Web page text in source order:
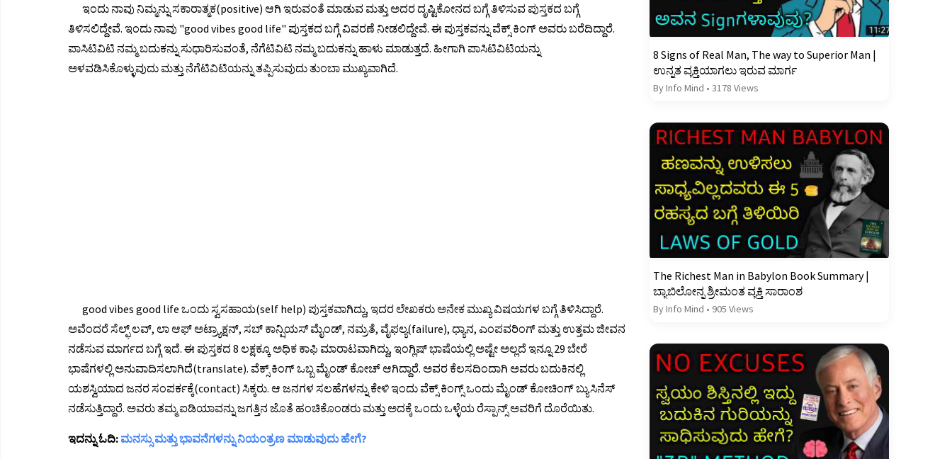
ಇಂದು ನಾವು ನಿಮ್ಮನ್ನು ಸಕಾರಾತ್ಮಕ(positive) ಆಗಿ ಇರುವಂತೆ ಮಾಡುವ ಮತ್ತು ಅದರ ದೃಷ್ಟಿಕೋನದ ಬಗ್ಗೆ ತಿಳಿಸುವ ಪುಸ್ತಕದ ಬಗ್ಗೆ
ತಿಳಿಸಲಿದ್ದೇವೆ. ಇಂದು ನಾವು "good vibes good life" ಪುಸ್ತಕದ ಬಗ್ಗೆ ವಿವರಣೆ ನೀಡಲಿದ್ದೇವೆ. ಈ ಪುಸ್ತಕವನ್ನು ವೆಕ್ಸ್ ಕಿಂಗ್ ಅವರು ಬರೆದಿದ್ದಾರೆ.
ಪಾಸಿಟಿವಿಟಿ ನಮ್ಮ ಬದುಕನ್ನು ಸುಧಾರಿಸುವಂತೆ, ನೆಗೆಟಿವಿಟಿ ನಮ್ಮ ಬದುಕನ್ನು ಹಾಳು ಮಾಡುತ್ತದೆ. ಹೀಗಾಗಿ ಪಾಸಿಟಿವಿಟಿಯನ್ನು
ಅಳವಡಿಸಿಕೊಳ್ಳುವುದು ಮತ್ತು ನೆಗೆಟಿವಿಟಿಯನ್ನು ತಪ್ಪಿಸುವುದು ತುಂಬಾ ಮುಖ್ಯವಾಗಿದೆ.
good vibes good life ಒಂದು ಸ್ವಸಹಾಯ(self help) ಪುಸ್ತಕವಾಗಿದ್ದು, ಇದರ ಲೇಖಕರು ಅನೇಕ ಮುಖ್ಯ ವಿಷಯಗಳ ಬಗ್ಗೆ ತಿಳಿಸಿದ್ದಾರೆ.
ಅವೆಂದರೆ ಸೆಲ್ಫ್ ಲವ್, ಲಾ ಆಫ್ ಅಟ್ರ್ಯಾಕ್ಷನ್, ಸಬ್ ಕಾನ್ಷಿಯಸ್ ಮೈಂಡ್, ನಮ್ರತೆ, ವೈಫಲ್ಯ(failure), ಧ್ಯಾನ, ಎಂಪವರಿಂಗ್ ಮತ್ತು ಉತ್ತಮ ಜೀವನ
ನಡೆಸುವ ಮಾರ್ಗದ ಬಗ್ಗೆ ಇದೆ. ಈ ಪುಸ್ತಕದ 8 ಲಕ್ಷಕ್ಕೂ ಅಧಿಕ ಕಾಫಿ ಮಾರಾಟವಾಗಿದ್ದು, ಇಂಗ್ಲಿಷ್ ಭಾಷೆಯಲ್ಲಿ ಅಷ್ಟೇ ಅಲ್ಲದೆ ಇನ್ನೂ 29 ಬೇರೆ
ಭಾಷೆಗಳಲ್ಲಿ ಅನುವಾದಿಸಲಾಗಿದೆ(translate). ವೆಕ್ಸ್ ಕಿಂಗ್ ಒಬ್ಬ ಮೈಂಡ್ ಕೋಚ್‌ ಆಗಿದ್ದಾರೆ. ಅವರ ಕೆಲಸದಿಂದಾಗಿ ಅವರು ಬದುಕಿನಲ್ಲಿ
ಯಶಸ್ವಿಯಾದ ಜನರ ಸಂಪರ್ಕಕ್ಕೆ(contact) ಸಿಕ್ಕರು. ಆ ಜನಗಳ ಸಲಹೆಗಳನ್ನು ಕೇಳಿ ಇಂದು ವೆಕ್ಸ್ ಕಿಂಗ್ಸ್ ಒಂದು ಮೈಂಡ್ ಕೋಚಿಂಗ್ ಬ್ಯುಸಿನೆಸ್
ನಡೆಸುತ್ತಿದ್ದಾರೆ. ಅವರು ತಮ್ಮ ಐಡಿಯಾವನ್ನು ಜಗತ್ತಿನ ಜೊತೆ ಹಂಚಿಕೊಂಡರು ಮತ್ತು ಅದಕ್ಕೆ ಒಂದು ಒಳ್ಳೆಯ ರೆಸ್ಪಾನ್ಸ್ ಅವರಿಗೆ ದೊರೆಯಿತು.
ಇದನ್ನು ಓದಿ: ಮನಸ್ಸು ಮತ್ತು ಭಾವನೆಗಳನ್ನು ನಿಯಂತ್ರಣ ಮಾಡುವುದು ಹೇಗೆ?
8 Signs of Real Man, The way to Superior Man |
ಉನ್ನತ ವ್ಯಕ್ತಿಯಾಗಲು ಇರುವ ಮಾರ್ಗ
By Info Mind • 3178 Views
The Richest Man in Babylon Book Summary |
ಬ್ಯಾಬಿಲೋನ್ನ ಶ್ರೀಮಂತ ವ್ಯಕ್ತಿ ಸಾರಾಂಶ
By Info Mind • 905 Views